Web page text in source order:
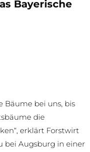
Bayerische
Bäume bei uns, bis
die
erklärt Forstwirt
bei Augsburg in einer